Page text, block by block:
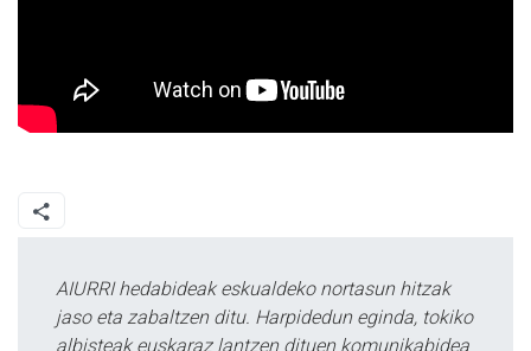
AIURRI hedabideak eskualdeko nortasun hitzak
jaso eta zabaltzen ditu. Harpidedun eginda, tokiko
albisteak euskaraz lantzen dituen komunikabidea